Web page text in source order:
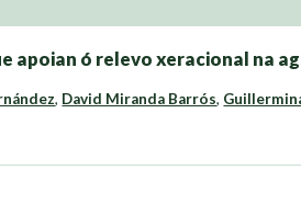
apoian ó relevo xeracional na
, David Miranda Barrós,